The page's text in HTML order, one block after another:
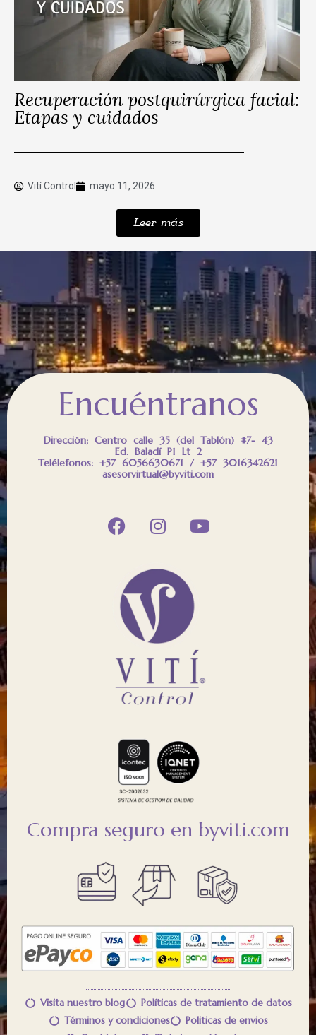
Recuperación postquirúrgica facial:
Etapas y cuidados
Vití Control mayo 11, 2026
Leer más
Encuéntranos
Dirección; Centro calle 35 (del Tablón) #7- 43
Ed. Baladí P1 Lt 2
Telélefonos: +57 6056630671 / +57 3016342621
asesorvirtual@byviti.com
Compra seguro en byviti.com
Visita nuestro blog
Políticas de tratamiento de datos
Términos y condiciones
Politicas de envios